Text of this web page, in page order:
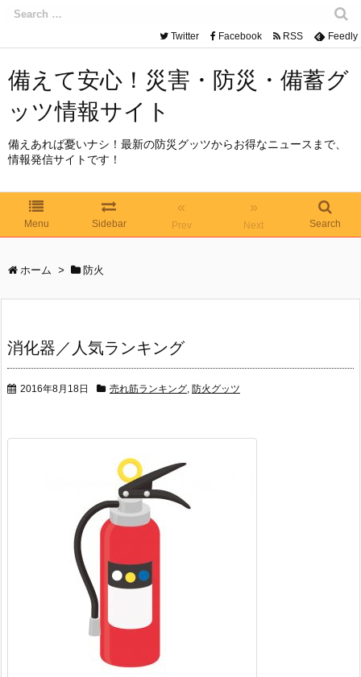
備えて安心！災害・防災・備蓄グ
ッツ情報サイト
備えあれば憂いナシ！最新の防災グッツからお得なニュースまで、
情報発信サイトです！
Menu Sidebar
«
Prev
»
Next Search
Twitter Facebook RSS Feedly
ホーム > 防火
消化器／人気ランキング
2016年8月18日 売れ筋ランキング, 防火グッツ